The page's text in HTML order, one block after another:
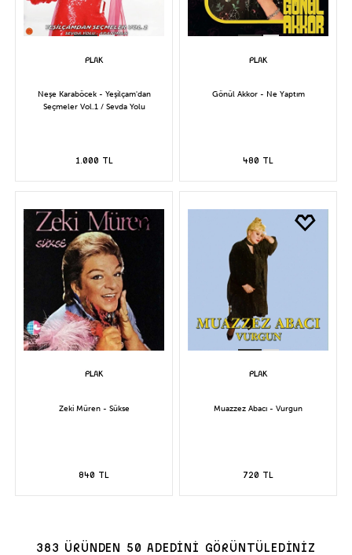
Neşe Karaböcek - Yeşilçam'dan
Seçmeler Vol.1 / Sevda Yolu
1.000 TL
Gönül Akkor - Ne Yaptım
480 TL
Zeki Müren - Sükse
840 TL
Muazzez Abacı - Vurgun
720 TL
383 ÜRÜNDEN 50 ADEDİNİ GÖRÜNTÜLEDİNİZ